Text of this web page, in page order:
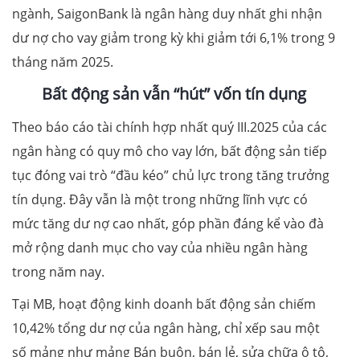
ngành, SaigonBank là ngân hàng duy nhất ghi nhận
dư nợ cho vay giảm trong kỳ khi giảm tới 6,1% trong 9
tháng năm 2025.
Bất động sản vẫn “hút” vốn tín dụng
Theo báo cáo tài chính hợp nhất quý III.2025 của các
ngân hàng có quy mô cho vay lớn, bất động sản tiếp
tục đóng vai trò “đầu kéo” chủ lực trong tăng trưởng
tín dụng. Đây vẫn là một trong những lĩnh vực có
mức tăng dư nợ cao nhất, góp phần đáng kể vào đà
mở rộng danh mục cho vay của nhiều ngân hàng
trong năm nay.
Tại MB, hoạt động kinh doanh bất động sản chiếm
10,42% tổng dư nợ của ngân hàng, chỉ xếp sau một
số mảng như mảng Bán buôn, bán lẻ, sửa chữa ô tô,